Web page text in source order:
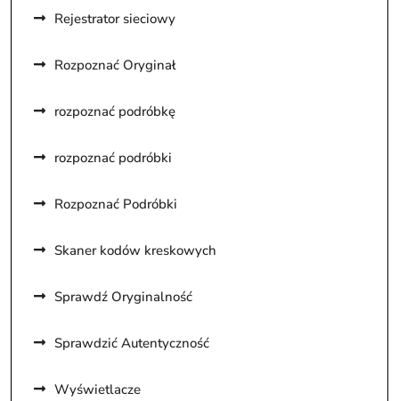
Rejestrator sieciowy
Rozpoznać Oryginał
rozpoznać podróbkę
rozpoznać podróbki
Rozpoznać Podróbki
Skaner kodów kreskowych
Sprawdź Oryginalność
Sprawdzić Autentyczność
Wyświetlacze